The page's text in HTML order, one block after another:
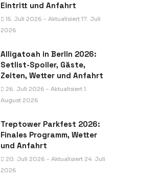
Eintritt und Anfahrt
15. Juli 2026 - Aktualisiert 17. Juli
2026
Alligatoah in Berlin 2026:
Setlist-Spoiler, Gäste,
Zeiten, Wetter und Anfahrt
26. Juli 2026 - Aktualisiert 1.
August 2026
Treptower Parkfest 2026:
Finales Programm, Wetter
und Anfahrt
20. Juli 2026 - Aktualisiert 24. Juli
2026